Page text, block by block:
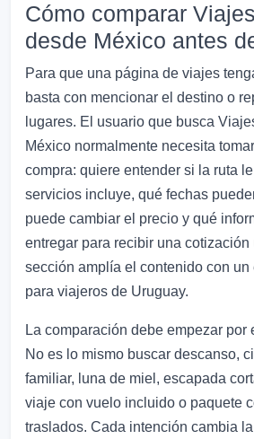
Cómo comparar
desde México antes
Para que una página de viajes
basta con mencionar el destino o
lugares. El usuario que busca
México normalmente necesita
compra: quiere entender si la ruta
servicios incluye, qué fechas
puede cambiar el precio y qué
entregar para recibir una cotización
sección amplía el contenido con un
para viajeros de Uruguay.
La comparación debe empezar por
No es lo mismo buscar descanso,
familiar, luna de miel, escapada
viaje con vuelo incluido o paquete
traslados. Cada intención cambia